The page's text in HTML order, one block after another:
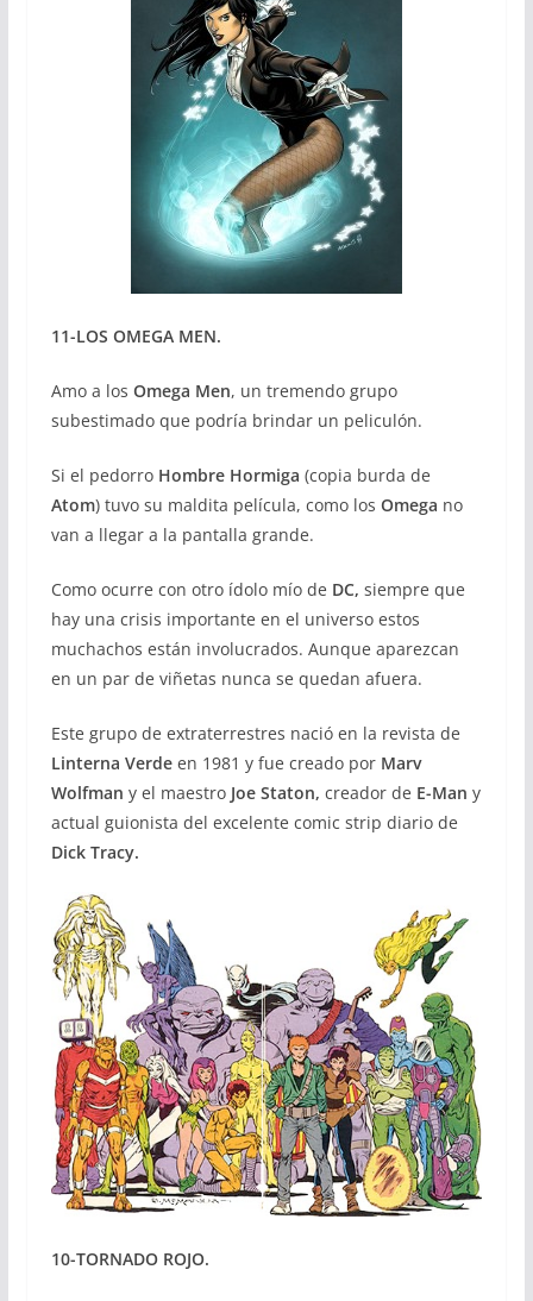
11-LOS OMEGA MEN.
Amo a los Omega Men, un tremendo grupo
subestimado que podría brindar un peliculón.
Si el pedorro Hombre Hormiga (copia burda de
Atom) tuvo su maldita película, como los Omega no
van a llegar a la pantalla grande.
Como ocurre con otro ídolo mío de DC, siempre que
hay una crisis importante en el universo estos
muchachos están involucrados. Aunque aparezcan
en un par de viñetas nunca se quedan afuera.
Este grupo de extraterrestres nació en la revista de
Linterna Verdeen 1981 y fue creado por Marv
Wolfman y el maestroJoe Staton, creador de E-Man y
actual guionista del excelente comic strip diario de
Dick Tracy.
10-TORNADO ROJO.